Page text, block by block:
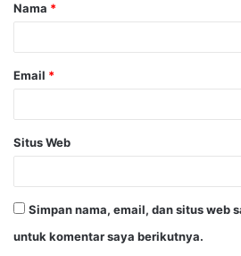
r
Nama *
Email *
Situs Web
Simpan nama, email, dan situs web
untuk komentar saya berikutnya.